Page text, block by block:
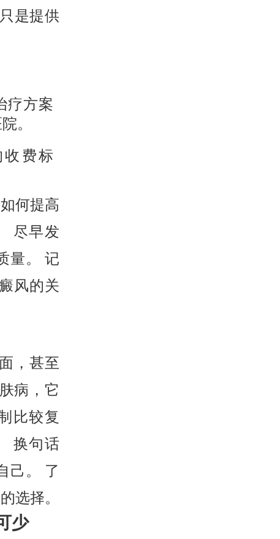
是提供
疗方案
。
费标
何提高
尽早发
量。 记
风的关
，甚至
病，它
比较复
换句话
己。 了
选择。
少